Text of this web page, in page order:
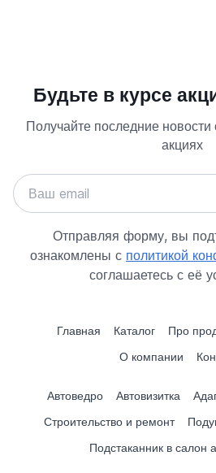
Будьте в курсе
Получайте последние
акциях
Отправляя форму, вы
ознакомлены с политикой
соглашаетесь с её
Главная Каталог Про
О компании
Автоведро Автовизитка
Строительство и ремонт
Подстаканник в салон